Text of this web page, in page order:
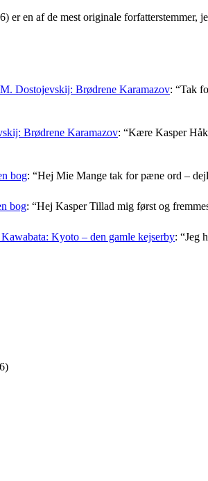
er en af de mest originale forfatterstemmer,
Dostojevskij: Brødrene Karamazov: “Tak
Brødrene Karamazov: “Kære Kasper
bog: “Hej Mie Mange tak for pæne ord –
bog: “Hej Kasper Tillad mig først og
Kyoto – den gamle kejserby: “Jeg